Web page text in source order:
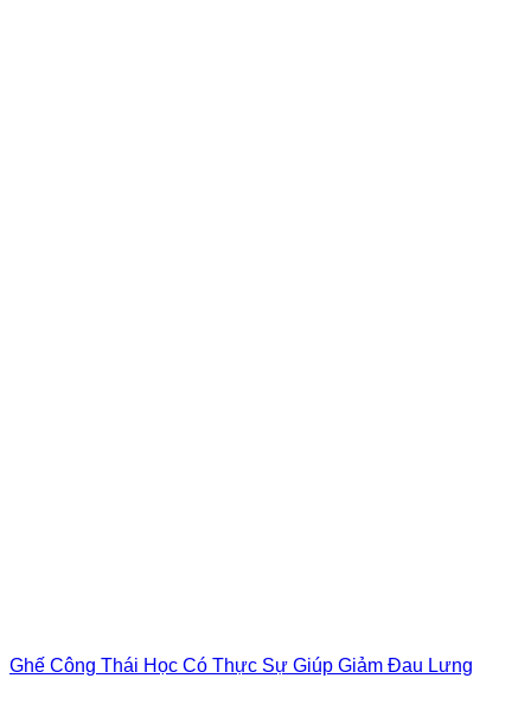
Ghế Công Thái Học Có Thực Sự Giúp Giảm Đau Lưng